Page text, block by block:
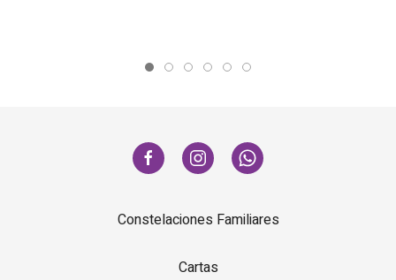
Constelaciones Familiares
Cartas